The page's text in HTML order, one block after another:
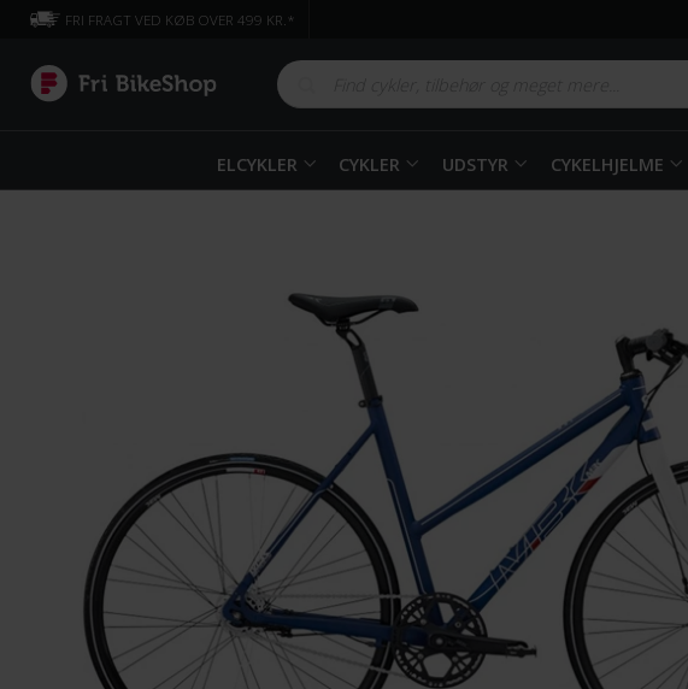
FRI FRAGT VED KØB OVER 499 KR.*
ELCYKLER CYKLER UDSTYR CYKELHJELME